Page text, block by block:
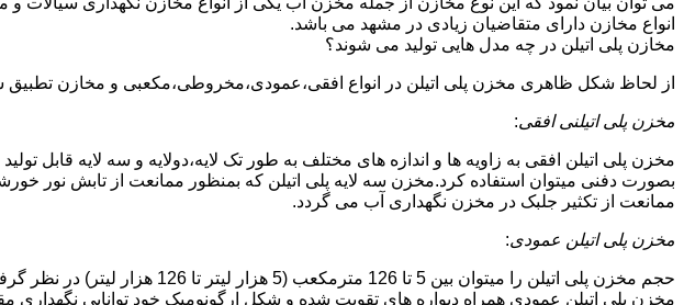
انواع مخازن دارای متقاضیان زیادی در مشهد می باشد.
مخازن پلی اتیلن در چه مدل هایی تولید می شوند؟
از لحاظ شکل ظاهری مخزن پلی اتیلن در انواع افقی،عمودی،مخروطی،مکعبی و مخازن تطبیق
مخزن پلی اتیلنی افقی:
مخزن پلی اتیلن افقی به زاویه ها و اندازه های مختلف به طور تک لایه،دولایه و سه لایه قابل
بصورت دفنی میتوان استفاده کرد.مخزن سه لایه پلی اتیلن که بمنظور ممانعت از تابش نور
ممانعت از تکثیر جلبک در مخزن نگهداری آب می گردد.
مخزن پلی اتیلن عمودی:
حجم مخزن پلی اتیلن را میتوان بین 5 تا 126 مترمکعب (5 هزار لیتر تا 126 هزار لیتر) در نظر گرفت.در انواع تک لایه،دولایه و سه لایه که قابل تولید می باشد.
مخزن پلی اتیلن عمودی همراه دیواره های تقویت شده و شکل ارگونومیک خود توانایی نگهداری مقدار